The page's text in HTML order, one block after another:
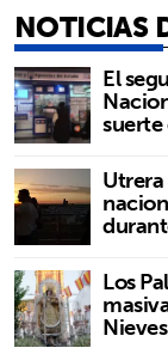
NOTICIAS
El
suerte
Los